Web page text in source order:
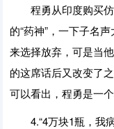
程勇从印度购买仿
的“药神”，一下子名
来选择放弃，可是当
的这席话后又改变了
可以看出，程勇是一
4.“4万块1瓶，我病